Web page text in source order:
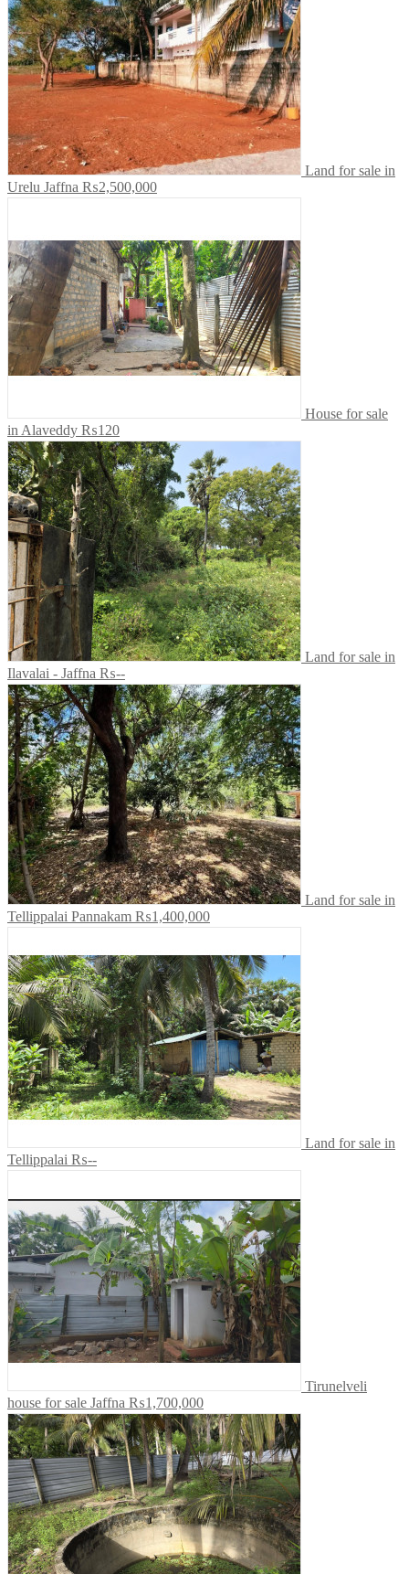
Land for sale in
Urelu Jaffna ₨2,500,000
House for sale
in Alaveddy ₨120
Land for sale in
Ilavalai - Jaffna ₨--
Land for sale in
Tellippalai Pannakam ₨1,400,000
Land for sale in
Tellippalai ₨--
Tirunelveli
house for sale Jaffna ₨1,700,000